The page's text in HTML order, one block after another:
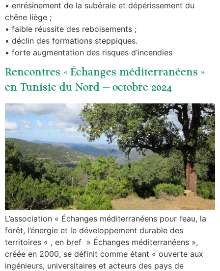
• enrésinement de la subéraie et dépérissement du
chêne liège ;
• faible réussite des reboisements ;
• déclin des formations steppiques.
• forte augmentation des risques d’incendies
Rencontres « Échanges méditerranéens »
en Tunisie du Nord – octobre 2024
L’association « Échanges méditerranéens pour l’eau, la
forêt, l’énergie et le développement durable des
territoires « , en bref » Échanges méditerranéens »,
créée en 2000, se définit comme étant « ouverte aux
ingénieurs, universitaires et acteurs des pays de